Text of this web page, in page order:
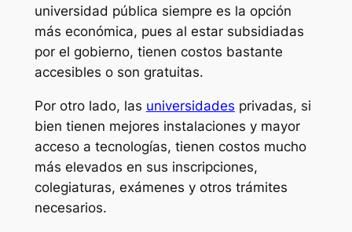
universidad pública siempre es la opción
más económica, pues al estar subsidiadas
por el gobierno, tienen costos bastante
accesibles o son gratuitas.
Por otro lado, las universidades privadas, si
bien tienen mejores instalaciones y mayor
acceso a tecnologías, tienen costos mucho
más elevados en sus inscripciones,
colegiaturas, exámenes y otros trámites
necesarios.